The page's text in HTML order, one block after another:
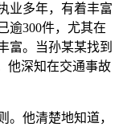
业多年，有着丰富
逾300件，尤其在
富。当孙某某找到
他深知在交通事故
。他清楚地知道，